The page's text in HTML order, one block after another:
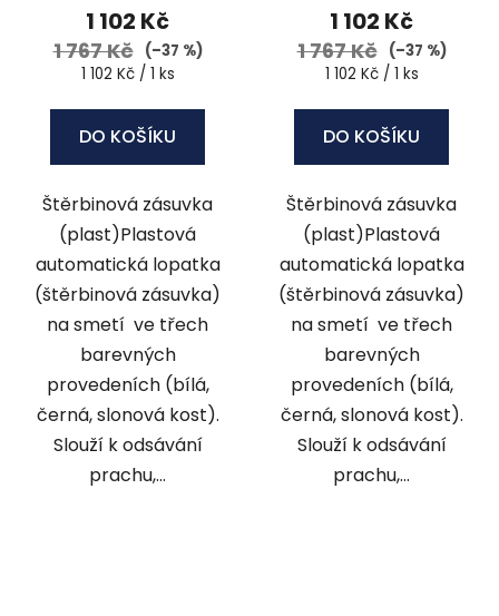
1 102 Kč
1 767 Kč
(–37 %)
Měrná
1 102 Kč / 1 ks
DO KOŠÍKU
Štěrbinová zásuvka
(plast)Plastová
automatická lopatka
(štěrbinová zásuvka)
na smetí ve třech
barevných
provedeních (bílá,
černá, slonová kost).
Slouží k odsávání
prachu,...
1 102 Kč
1 767 Kč
(–37 %)
Měrná
1 102 Kč / 1 ks
DO KOŠÍKU
Štěrbinová zásuvka
(plast)Plastová
automatická lopatka
(štěrbinová zásuvka)
na smetí ve třech
barevných
provedeních (bílá,
černá, slonová kost).
Slouží k odsávání
prachu,...